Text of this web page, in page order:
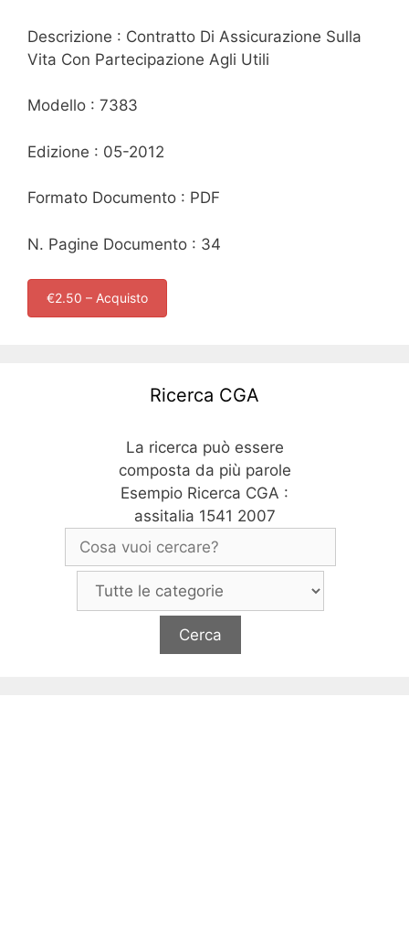
Descrizione : Contratto Di Assicurazione Sulla
Vita Con Partecipazione Agli Utili
Modello : 7383
Edizione : 05-2012
Formato Documento : PDF
N. Pagine Documento : 34
€2.50 – Acquisto
Ricerca CGA
La ricerca può essere
composta da più parole
Esempio Ricerca CGA :
assitalia 1541 2007